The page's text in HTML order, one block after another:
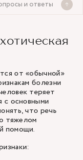
и ответы
от «обычной»
болезни
теряет
с основными
что речь
тяжелом
помощи.